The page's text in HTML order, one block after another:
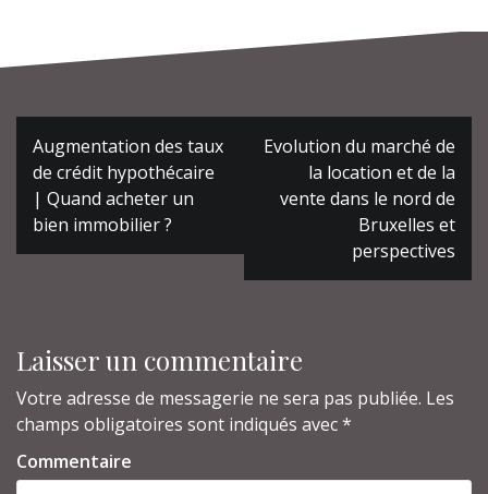
Navigation
de
l’article
Augmentation des taux
de crédit hypothécaire
| Quand acheter un
bien immobilier ?
Evolution du marché de
la location et de la
vente dans le nord de
Bruxelles et
perspectives
Laisser un commentaire
Votre adresse de messagerie ne sera pas publiée. Les
champs obligatoires sont indiqués avec*
Commentaire